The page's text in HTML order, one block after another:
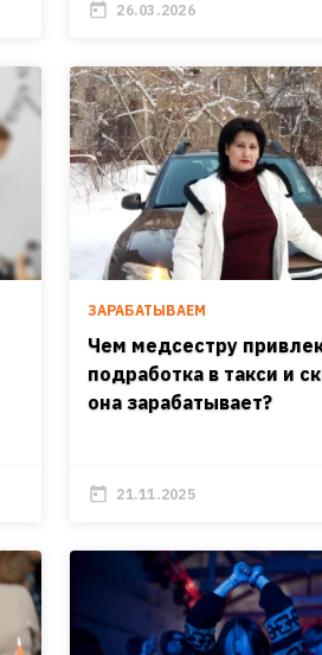
26.03.2026
ЗАРАБАТЫВАЕМ
Чем медсестру
подработка в такси и
она зарабатывает?
21.11.2025